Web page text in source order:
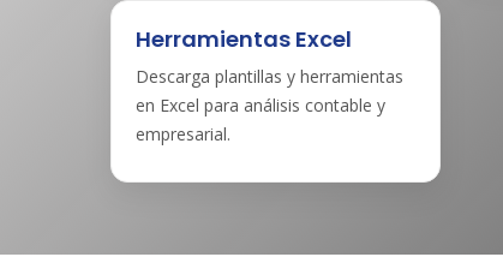
Herramientas Excel
Descarga plantillas y herramientas
en Excel para análisis contable y
empresarial.